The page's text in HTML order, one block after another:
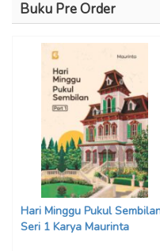
Buku Pre Order
Hari Minggu Pukul
Seri 1 Karya Maurinta